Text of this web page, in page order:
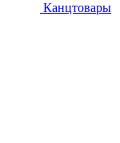
Канцтовары